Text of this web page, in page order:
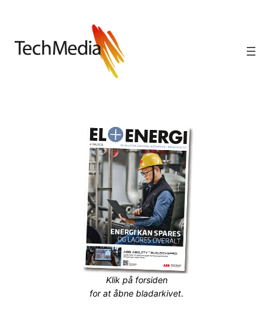
Klik på forsiden
for at åbne bladarkivet.